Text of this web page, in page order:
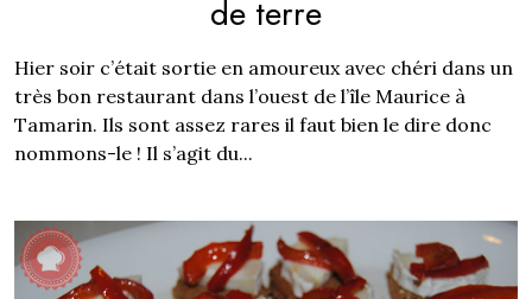
de terre
Hier soir c’était sortie en amoureux avec chéri dans un
très bon restaurant dans l’ouest de l’île Maurice à
Tamarin. Ils sont assez rares il faut bien le dire donc
nommons-le ! Il s’agit du...